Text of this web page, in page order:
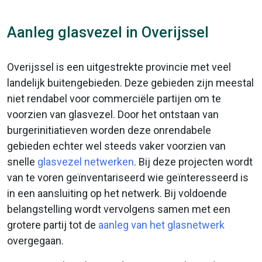
Aanleg glasvezel in Overijssel
Overijssel is een uitgestrekte provincie met veel
landelijk buitengebieden. Deze gebieden zijn meestal
niet rendabel voor commerciële partijen om te
voorzien van glasvezel. Door het ontstaan van
burgerinitiatieven worden deze onrendabele
gebieden echter wel steeds vaker voorzien van
snelle glasvezel netwerken. Bij deze projecten wordt
van te voren geïnventariseerd wie geïnteresseerd is
in een aansluiting op het netwerk. Bij voldoende
belangstelling wordt vervolgens samen met een
grotere partij tot de aanleg van het glasnetwerk
overgegaan.